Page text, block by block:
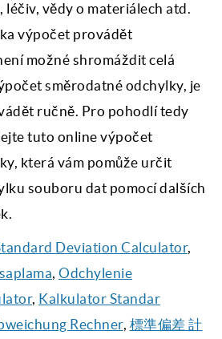
vědy o materiálech atd.
výpočet provádět
možné shromáždit celá
směrodatné odchylky, je
ručně. Pro pohodlí tedy
tuto online výpočet
která vám pomůže určit
souboru dat pomocí dalších
Deviation Calculator,
, Odchylenie
, Kalkulator Standar
Rechner, 標準偏差 計